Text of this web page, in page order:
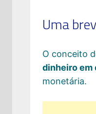
Uma
O conceito
dinheiro em
monetária.